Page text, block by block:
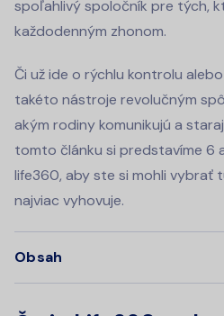
spoľahlivý spoločník pre tých,
každodenným zhonom.
Či už ide o rýchlu kontrolu
takéto nástroje revolučným
akým rodiny komunikujú a
tomto článku si predstavíme 6
life360, aby ste si mohli vybrať
najviac vyhovuje.
Obsah